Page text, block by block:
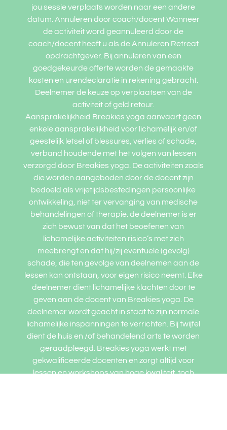
jou sessie verplaats worden naar een andere
datum. Annuleren door coach/docent Wanneer
de activiteit word geannuleerd door de
coach/docent heeft u als de Annuleren Retreat
opdrachtgever. Bij annuleren van een
goedgekeurde offerte worden de gemaakte
kosten en urendeclaratie in rekening gebracht.
Deelnemer de keuze op verplaatsen van de
activiteit of geld retour.
Aansprakelijkheid Breakies yoga aanvaart geen
enkele aansprakelijkheid voor lichamelijk en/of
geestelijk letsel of blessures, verlies of schade,
verband houdende met het volgen van lessen
verzorgd door Breakies yoga. De activiteiten zoals
die worden aangeboden door de docent zijn
bedoeld als vrijetijdsbestedingen persoonlijke
ontwikkeling, niet ter vervanging van medische
behandelingen of therapie. de deelnemer is er
zich bewust van dat het beoefenen van
lichamelijke activiteiten risico’s met zich
meebrengt en dat hij/zij eventuele (gevolg)
schade, die ten gevolge van deelnemen aan de
lessen kan ontstaan, voor eigen risico neemt. Elke
deelnemer dient lichamelijke klachten door te
geven aan de docent van Breakies yoga. De
deelnemer wordt geacht in staat te zijn normale
lichamelijke inspanningen te verrichten. Bij twijfel
dient de huis en /of behandelend arts te worden
geraadpleegd. Breakies yoga werkt met
gekwalificeerde docenten en zorgt altijd voor
lessen en workshops van hoge kwaliteit. toch